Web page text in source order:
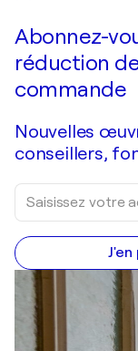
Abonnez-
réduction
commande
Nouvelles
conseillers,